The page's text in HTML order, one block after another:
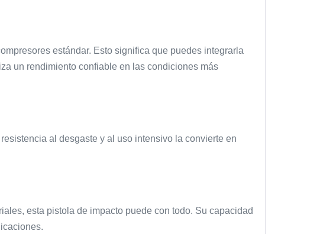
estándar. Esto significa que puedes integrarla
un rendimiento confiable en las condiciones más
al desgaste y al uso intensivo la convierte en
esta pistola de impacto puede con todo. Su capacidad